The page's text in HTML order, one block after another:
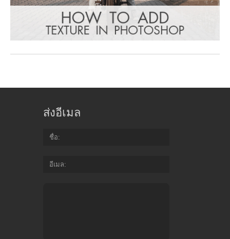
ส่งอีเมล
ชื่อ
อีเมล